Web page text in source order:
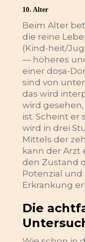
10. Alter
Beim Alter
die reine
(Kind-heit/
— höheres
einer doṣa-
sind von
das wird
wird
ist. Scheint er
wird in drei
Mittels der
kann der Arzt
den Zustand
Potenzial
Erkrankung
Die